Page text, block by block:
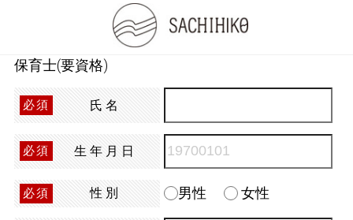
保育士(要資格)
必須 氏名
必須 生年月日
必須 性別 男性 女性